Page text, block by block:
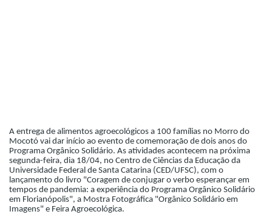
Agenda Cultural
Anuncie
A entrega de alimentos agroecológicos a 100 famílias no Morro do
Mocotó vai dar início ao evento de comemoração de dois anos do
Programa Orgânico Solidário. As atividades acontecem na próxima
segunda-feira, dia 18/04, no Centro de Ciências da Educação da
Universidade Federal de Santa Catarina (CED/UFSC), com o
lançamento do livro "Coragem de conjugar o verbo esperançar em
tempos de pandemia: a experiência do Programa Orgânico Solidário
em Florianópolis", a Mostra Fotográfica "Orgânico Solidário em
Imagens" e Feira Agroecológica.